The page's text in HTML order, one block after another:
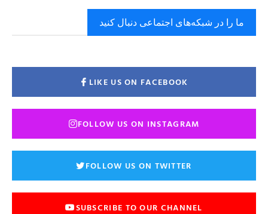
ما را در شبکه‌های اجتماعی دنبال کنید
LIKE US ON FACEBOOK
FOLLOW US ON INSTAGRAM
FOLLOW US ON TWITTER
SUBSCRIBE TO OUR CHANNEL